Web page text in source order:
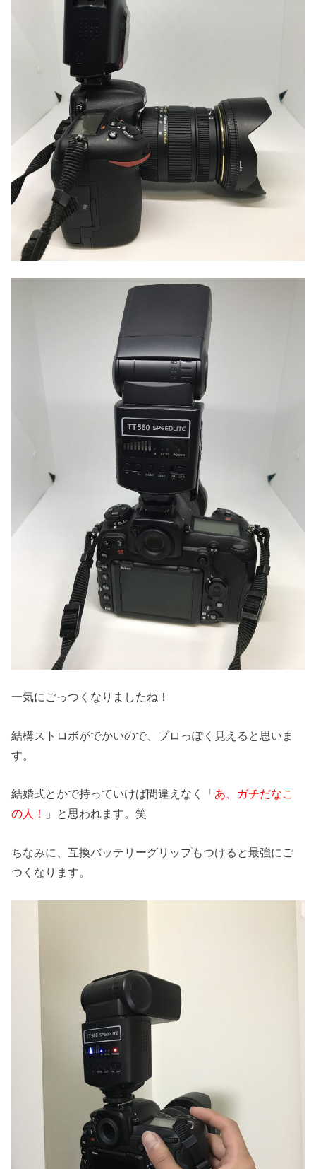
一気にごっつくなりましたね！
結構ストロボがでかいので、プロっぽく見えると思いま
す。
結婚式とかで持っていけば間違えなく「あ、ガチだなこ
の人！
」と思われます。笑
ちなみに、互換バッテリーグリップもつけると最強にご
つくなります。